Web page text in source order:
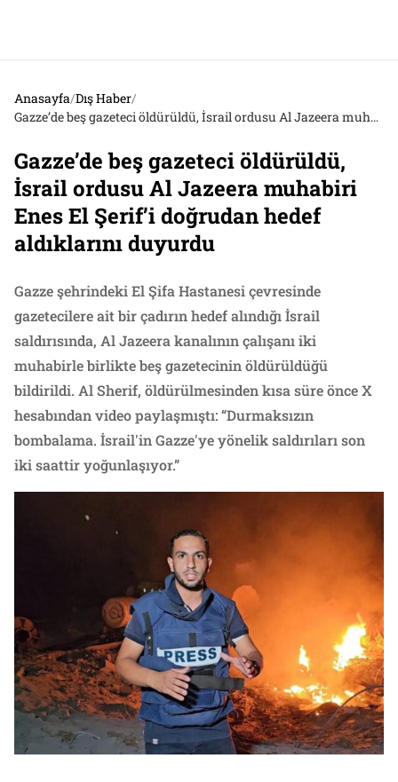
Anasayfa/Dış Haber/
Gazze’de beş gazeteci öldürüldü, İsrail ordusu Al Jazeera muhabiri Enes El Şerif’i doğrudan hedef aldıklarını duyurdu
Gazze’de beş gazeteci öldürüldü,
İsrail ordusu Al Jazeera muhabiri
Enes El Şerif’i doğrudan hedef
aldıklarını duyurdu
Gazze şehrindeki El Şifa Hastanesi çevresinde
gazetecilere ait bir çadırın hedef alındığı İsrail
saldırısında, Al Jazeera kanalının çalışanı iki
muhabirle birlikte beş gazetecinin öldürüldüğü
bildirildi. Al Sherif, öldürülmesinden kısa süre önce X
hesabından video paylaşmıştı: “Durmaksızın
bombalama. İsrail'in Gazze'ye yönelik saldırıları son
iki saattir yoğunlaşıyor.”